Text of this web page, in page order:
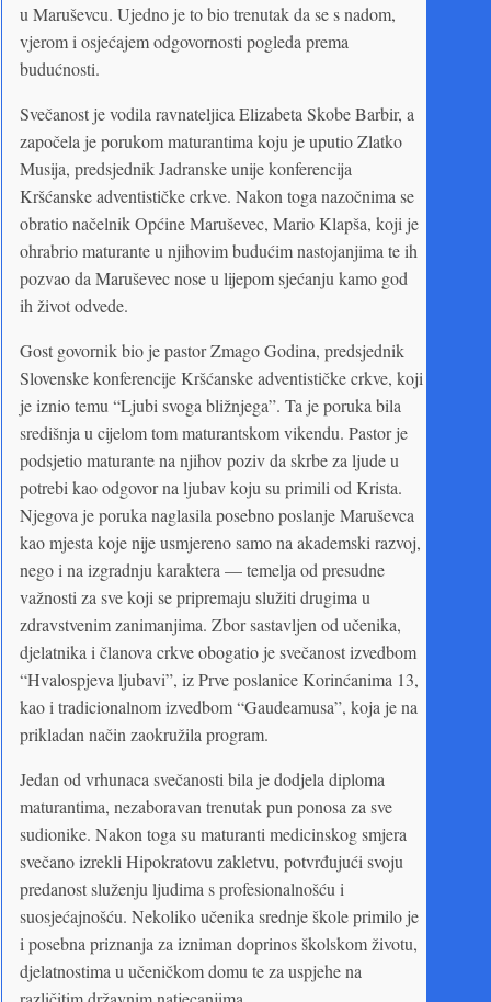
u Maruševcu. Ujedno je to bio trenutak da se s nadom,
vjerom i osjećajem odgovornosti pogleda prema
budućnosti.
Svečanost je vodila ravnateljica Elizabeta Skobe Barbir, a
započela je porukom maturantima koju je uputio Zlatko
Musija, predsjednik Jadranske unije konferencija
Kršćanske adventističke crkve. Nakon toga nazočnima se
obratio načelnik Općine Maruševec, Mario Klapša, koji je
ohrabrio maturante u njihovim budućim nastojanjima te ih
pozvao da Maruševec nose u lijepom sjećanju kamo god
ih život odvede.
Gost govornik bio je pastor Zmago Godina, predsjednik
Slovenske konferencije Kršćanske adventističke crkve, koji
je iznio temu “Ljubi svoga bližnjega”. Ta je poruka bila
središnja u cijelom tom maturantskom vikendu. Pastor je
podsjetio maturante na njihov poziv da skrbe za ljude u
potrebi kao odgovor na ljubav koju su primili od Krista.
Njegova je poruka naglasila posebno poslanje Maruševca
kao mjesta koje nije usmjereno samo na akademski razvoj,
nego i na izgradnju karaktera — temelja od presudne
važnosti za sve koji se pripremaju služiti drugima u
zdravstvenim zanimanjima. Zbor sastavljen od učenika,
djelatnika i članova crkve obogatio je svečanost izvedbom
“Hvalospjeva ljubavi”, iz Prve poslanice Korinćanima 13,
kao i tradicionalnom izvedbom “Gaudeamusa”, koja je na
prikladan način zaokružila program.
Jedan od vrhunaca svečanosti bila je dodjela diploma
maturantima, nezaboravan trenutak pun ponosa za sve
sudionike. Nakon toga su maturanti medicinskog smjera
svečano izrekli Hipokratovu zakletvu, potvrđujući svoju
predanost služenju ljudima s profesionalnošću i
suosjećajnošću. Nekoliko učenika srednje škole primilo je
i posebna priznanja za izniman doprinos školskom životu,
djelatnostima u učeničkom domu te za uspjehe na